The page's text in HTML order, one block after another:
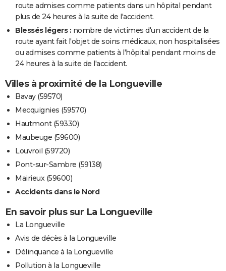
route admises comme patients dans un hôpital pendant
plus de 24 heures à la suite de l'accident.
Blessés légers : nombre de victimes d'un accident de la
route ayant fait l'objet de soins médicaux, non hospitalisées
ou admises comme patients à l'hôpital pendant moins de
24 heures à la suite de l'accident.
Villes à proximité de la Longueville
Bavay (59570)
Mecquignies (59570)
Hautmont (59330)
Maubeuge (59600)
Louvroil (59720)
Pont-sur-Sambre (59138)
Mairieux (59600)
Accidents dans le Nord
En savoir plus sur La Longueville
La Longueville
Avis de décès à la Longueville
Délinquance à la Longueville
Pollution à la Longueville